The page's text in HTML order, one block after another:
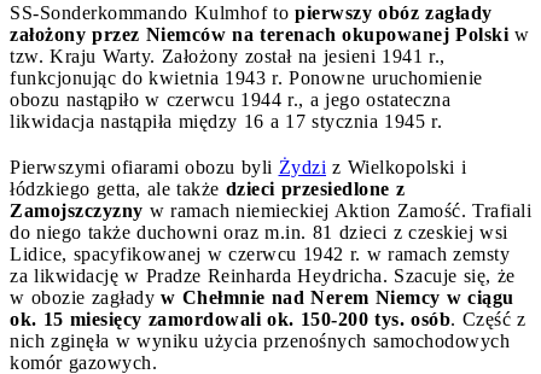
SS-Sonderkommando Kulmhof to pierwszy obóz zagłady
założony przez Niemców na terenach okupowanej Polski w
tzw. Kraju Warty. Założony został na jesieni 1941 r.,
funkcjonując do kwietnia 1943 r. Ponowne uruchomienie
obozu nastąpiło w czerwcu 1944 r., a jego ostateczna
likwidacja nastąpiła między 16 a 17 stycznia 1945 r.
Pierwszymi ofiarami obozu byli Żydzi z Wielkopolski i
łódzkiego getta, ale także dzieci przesiedlone z
Zamojszczyzny w ramach niemieckiej Aktion Zamość. Trafiali
do niego także duchowni oraz m.in. 81 dzieci z czeskiej wsi
Lidice, spacyfikowanej w czerwcu 1942 r. w ramach zemsty
za likwidację w Pradze Reinharda Heydricha. Szacuje się, że
w obozie zagłady w Chełmnie nad Nerem Niemcy w ciągu
ok. 15 miesięcy zamordowali ok. 150-200 tys. osób. Część z
nich zginęła w wyniku użycia przenośnych samochodowych
komór gazowych.